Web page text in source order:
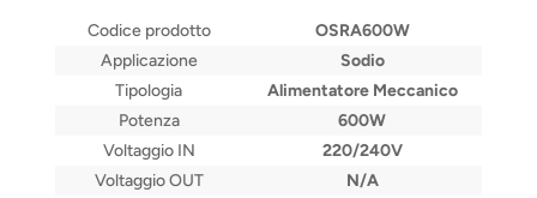
Codice prodotto
OSRA600W
Applicazione
Sodio
Tipologia
Alimentatore Meccanico
Potenza
600W
Voltaggio IN
220/240V
Voltaggio OUT
N/A